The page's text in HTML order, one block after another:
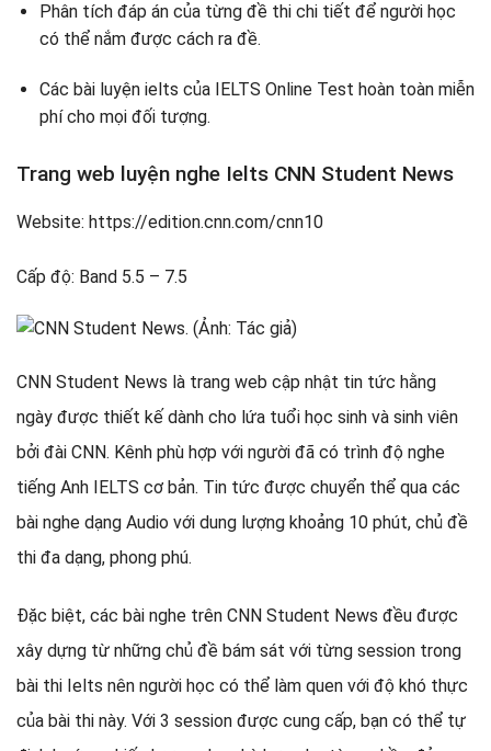
Phân tích đáp án của từng đề thi chi tiết để người học
có thể nắm được cách ra đề.
Các bài luyện ielts của IELTS Online Test hoàn toàn miễn
phí cho mọi đối tượng.
Trang web luyện nghe Ielts CNN Student News
Website: https://edition.cnn.com/cnn10
Cấp độ: Band 5.5 – 7.5
CNN Student News là trang web cập nhật tin tức hằng
ngày được thiết kế dành cho lứa tuổi học sinh và sinh viên
bởi đài CNN. Kênh phù hợp với người đã có trình độ nghe
tiếng Anh IELTS cơ bản. Tin tức được chuyển thể qua các
bài nghe dạng Audio với dung lượng khoảng 10 phút, chủ đề
thi đa dạng, phong phú.
Đặc biệt, các bài nghe trên CNN Student News đều được
xây dựng từ những chủ đề bám sát với từng session trong
bài thi Ielts nên người học có thể làm quen với độ khó thực
của bài thi này. Với 3 session được cung cấp, bạn có thể tự